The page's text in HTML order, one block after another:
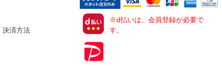
決済方法
※d払いは、会員登録が必要で
す。